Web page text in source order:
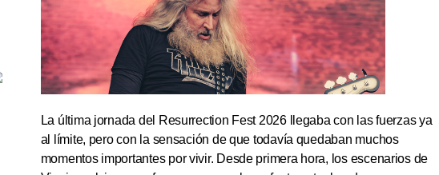
La última jornada del Resurrection Fest 2026 llegaba con las fuerzas ya
al límite, pero con la sensación de que todavía quedaban muchos
momentos importantes por vivir. Desde primera hora, los escenarios de